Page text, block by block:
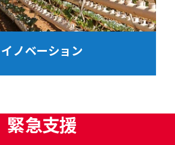
イノベーション
緊急支援